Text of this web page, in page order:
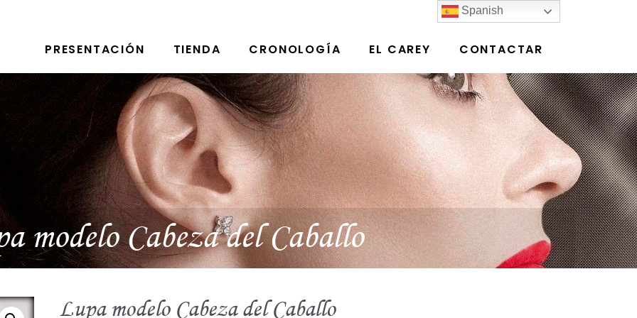
PRESENTACIÓN TIENDA CRONOLOGÍA EL CAREY CONTACTAR
modelo Cabeza del Caballo
Lupa modelo Cabeza del Caballo
Spanish